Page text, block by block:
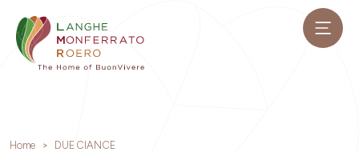
Home DUE CIANCE